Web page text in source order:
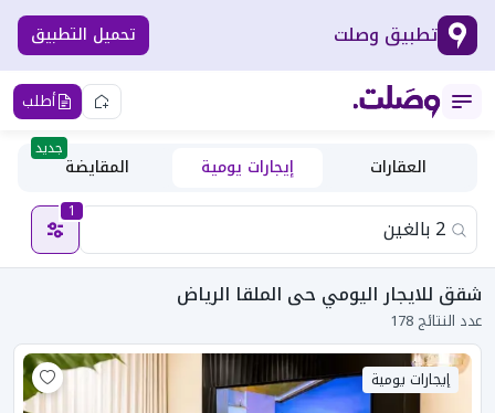
تطبيق وصلت تحميل التطبيق
أطلب
العقارات إيجارات يومية المقايضة
جديد
1
شقق للايجار اليومي حى الملقا الرياض
عدد النتائج 178
إيجارات يومية